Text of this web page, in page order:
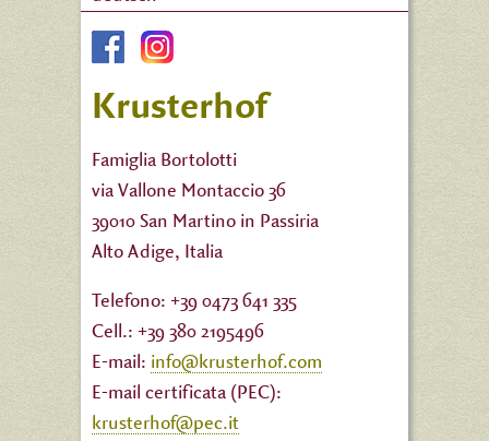
Krusterhof
Famiglia Bortolotti
via Vallone Montaccio 36
39010 San Martino in Passiria
Alto Adige, Italia
Telefono: +39 0473 641 335
Cell.: +39 380 2195496
E-mail: info@krusterhof.com
E-mail certificata (PEC):
krusterhof@pec.it